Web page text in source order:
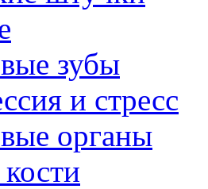
зубы
и стресс
органы